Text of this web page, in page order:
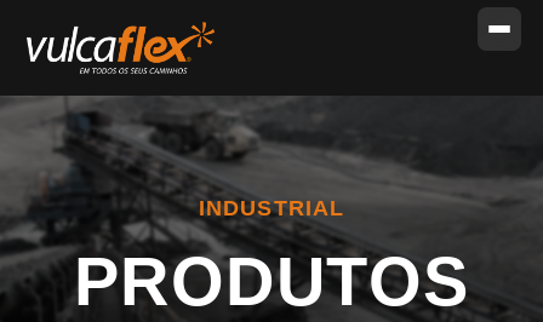
INDUSTRIAL
PRODUTOS